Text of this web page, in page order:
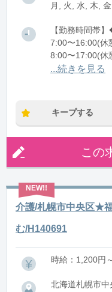
月, 火, 水, 木,
【勤務時間帯
7:00〜16:00(休
8:00〜17:00(休
12:00〜21:00(
...続きを見る
キープする
この
介護/札幌市中央区★
む/H140691
時給：1,200円
北海道札幌市中